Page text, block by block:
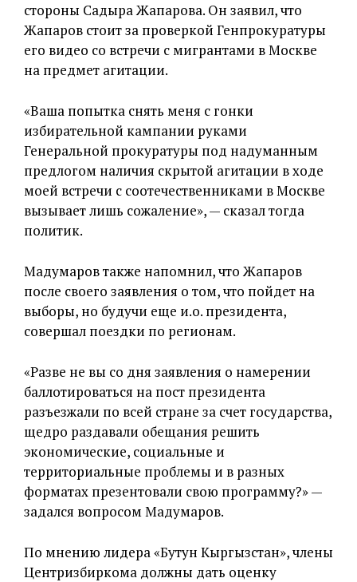
стороны Садыра Жапарова. Он заявил, что
Жапаров стоит за проверкой Генпрокуратуры
его видео со встречи с мигрантами в Москве
на предмет агитации.
«Ваша попытка снять меня с гонки
избирательной кампании руками
Генеральной прокуратуры под надуманным
предлогом наличия скрытой агитации в ходе
моей встречи с соотечественниками в Москве
вызывает лишь сожаление», — сказал тогда
политик.
Мадумаров также напомнил, что Жапаров
после своего заявления о том, что пойдет на
выборы, но будучи еще и.о. президента,
совершал поездки по регионам.
«Разве не вы со дня заявления о намерении
баллотироваться на пост президента
разъезжали по всей стране за счет государства,
щедро раздавали обещания решить
экономические, социальные и
территориальные проблемы и в разных
форматах презентовали свою программу?» —
задался вопросом Мадумаров.
По мнению лидера «Бутун Кыргызстан», члены
Центризбиркома должны дать оценку